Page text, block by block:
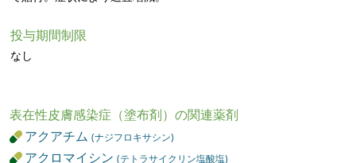
投与期間制限
なし
表在性皮膚感染症（塗布剤）の関連薬剤
アクアチム(ナジフロキサシン)
アクロマイシン(テトラサイクリン塩酸塩)